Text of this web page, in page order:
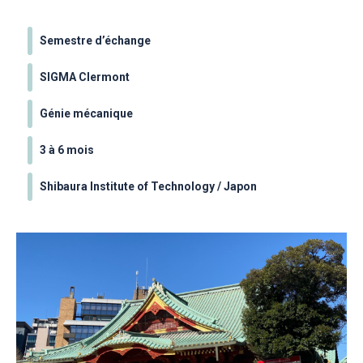
Semestre d’échange
SIGMA Clermont
Génie mécanique
3 à 6 mois
Shibaura Institute of Technology / Japon